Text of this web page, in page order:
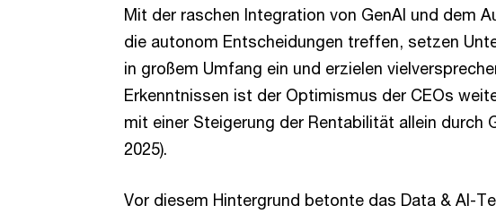
Mit der raschen Integration von GenAI und dem
die autonom Entscheidungen treffen, setzen
in großem Umfang ein und erzielen
Erkenntnissen ist der Optimismus der CEOs
mit einer Steigerung der Rentabilität allein durch
2025).
Vor diesem Hintergrund betonte das Data & AI-